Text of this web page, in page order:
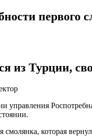
первого
из Турции,
управления
смолянка, которая